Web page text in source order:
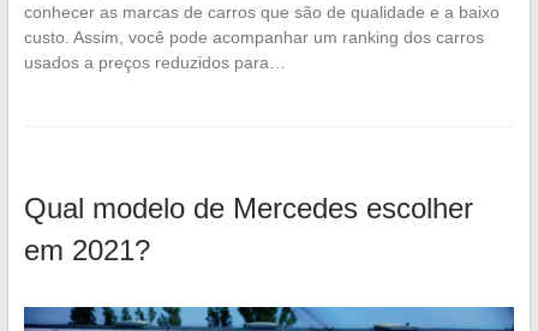
conhecer as marcas de carros que são de qualidade e a baixo
custo. Assim, você pode acompanhar um ranking dos carros
usados a preços reduzidos para…
Qual modelo de Mercedes escolher
em 2021?